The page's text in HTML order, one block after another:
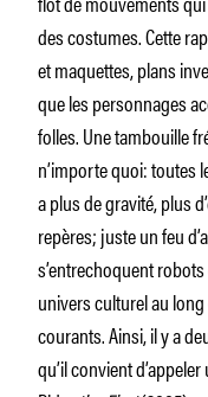
des costumes. Cette
et maquettes, plans
que les personnages
folles. Une tambouille
n’importe quoi: toutes
a plus de gravité, plus
repères; juste un feu
s’entrechoquent
univers culturel au
courants. Ainsi, il y a
qu’il convient